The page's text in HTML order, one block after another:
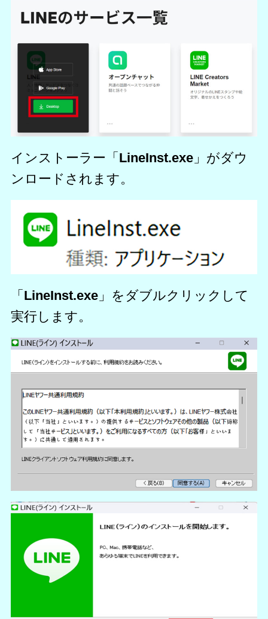
インストーラー「 LineInst.exe」がダウ
ンロードされます。
「 LineInst.exe」をダブルクリックして
実行します。